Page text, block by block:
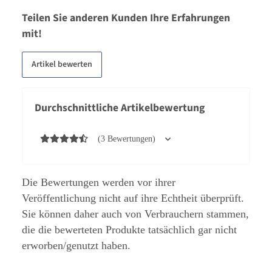
Durchschnittliche Artikelbewertung
(3 Bewertungen)
Teilen Sie anderen Kunden Ihre Erfahrungen
mit!
Artikel bewerten
Die Bewertungen werden vor ihrer
Veröffentlichung nicht auf ihre Echtheit überprüft.
Sie können daher auch von Verbrauchern stammen,
die die bewerteten Produkte tatsächlich gar nicht
erworben/genutzt haben.